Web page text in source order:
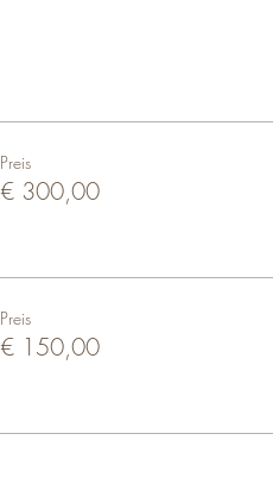
Preis
€ 300,00
Preis
€ 150,00